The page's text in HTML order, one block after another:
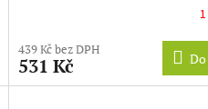
439 Kč bez DPH
531 Kč